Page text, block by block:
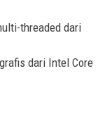
threaded dari
dari Intel Core